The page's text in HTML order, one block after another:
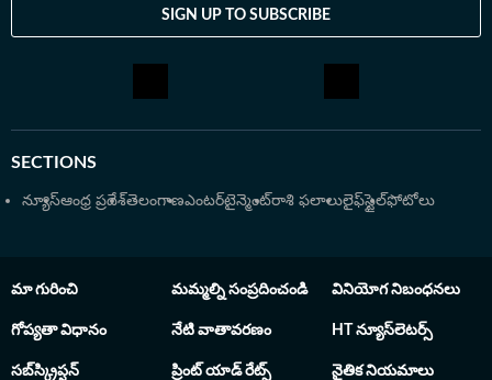
SIGN UP TO SUBSCRIBE
SECTIONS
న్యూస్ఆంధ్ర ప్రదేశ్తెలంగాణఎంటర్‌టైన్మెంట్రాశి ఫలాలులైఫ్‌స్టైల్ఫోటోలు
మా గురించి మమ్మల్ని సంప్రదించండి వినియోగ నిబంధనలు
గోప్యతా విధానం నేటి వాతావరణం HT న్యూస్‌లెటర్స్
సబ్‌స్క్రిప్షన్ ప్రింట్ యాడ్ రేట్స్ నైతిక నియమాలు